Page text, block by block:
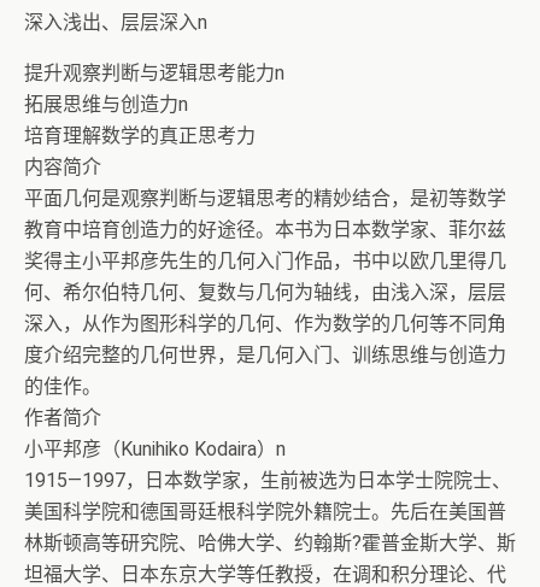
深入浅出、层层深入n
提升观察判断与逻辑思考能力n
拓展思维与创造力n
培育理解数学的真正思考力
内容简介
平面几何是观察判断与逻辑思考的精妙结合，是初等数学
教育中培育创造力的好途径。本书为日本数学家、菲尔兹
奖得主小平邦彦先生的几何入门作品，书中以欧几里得几
何、希尔伯特几何、复数与几何为轴线，由浅入深，层层
深入，从作为图形科学的几何、作为数学的几何等不同角
度介绍完整的几何世界，是几何入门、训练思维与创造力
的佳作。
作者简介
小平邦彦（Kunihiko Kodaira）n
1915—1997，日本数学家，生前被选为日本学士院院士、
美国科学院和德国哥廷根科学院外籍院士。先后在美国普
林斯顿高等研究院、哈佛大学、约翰斯?霍普金斯大学、斯
坦福大学、日本东京大学等任教授，在调和积分理论、代